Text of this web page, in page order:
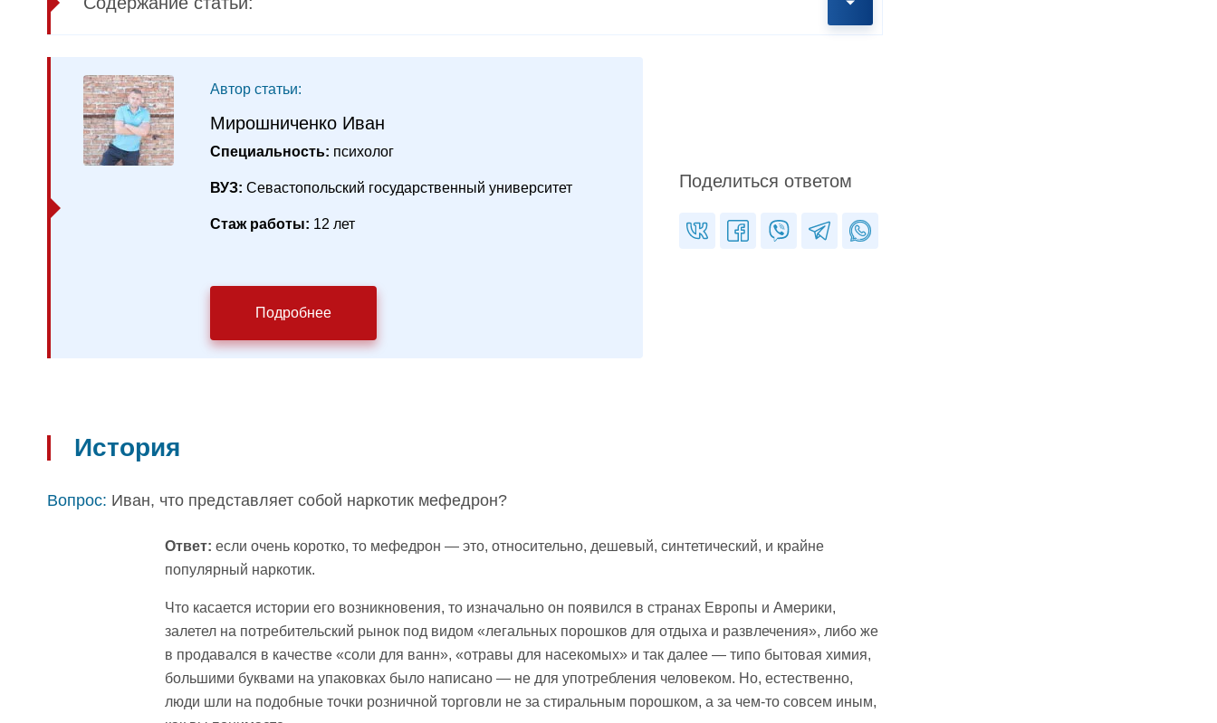
Автор статьи:
Мирошниченко Иван
Специальность: психолог
ВУЗ: Севастопольский государственный университет
Стаж работы: 12 лет
Подробнее
Поделиться ответом
История
Вопрос: Иван, что представляет собой наркотик мефедрон?
Ответ: если очень коротко, то мефедрон — это, относительно, дешевый, синтетический, и крайне
популярный наркотик.
Что касается истории его возникновения, то изначально он появился в странах Европы и Америки,
залетел на потребительский рынок под видом «легальных порошков для отдыха и развлечения», либо же
в продавался в качестве «соли для ванн», «отравы для насекомых» и так далее — типо бытовая химия,
большими буквами на упаковках было написано — не для употребления человеком. Но, естественно,
люди шли на подобные точки розничной торговли не за стиральным порошком, а за чем-то совсем иным,